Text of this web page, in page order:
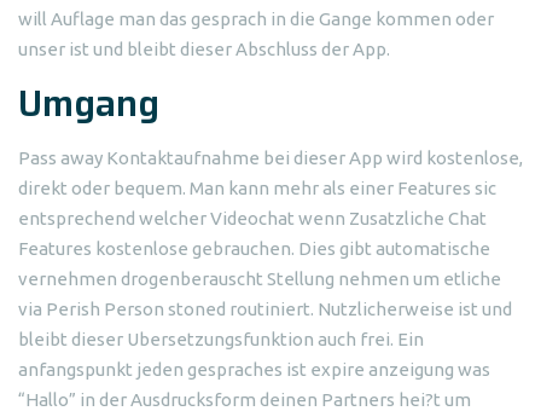
will Auflage man das gesprach in die Gange kommen oder
unser ist und bleibt dieser Abschluss der App.
Umgang
Pass away Kontaktaufnahme bei dieser App wird kostenlose,
direkt oder bequem. Man kann mehr als einer Features sic
entsprechend welcher Videochat wenn Zusatzliche Chat
Features kostenlose gebrauchen. Dies gibt automatische
vernehmen drogenberauscht Stellung nehmen um etliche
via Perish Person stoned routiniert. Nutzlicherweise ist und
bleibt dieser Ubersetzungsfunktion auch frei. Ein
anfangspunkt jeden gespraches ist expire anzeigung was
“Hallo” in der Ausdrucksform deinen Partners hei?t um